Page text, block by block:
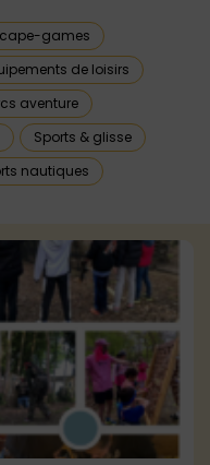
games
de loisirs
aventure
Sports & glisse
nautiques